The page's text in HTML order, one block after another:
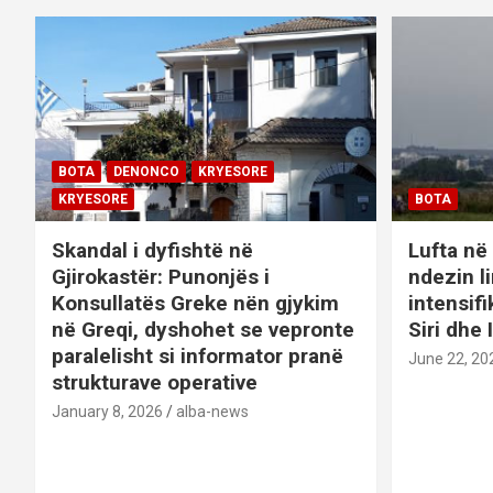
BOTA DENONCO
KRYESORE
KRYESORE
Skandal i dyfishtë në
Gjirokastër: Punonjës i
Konsullatës Greke nën gjykim
në Greqi, dyshohet se vepronte
paralelisht si informator pranë
strukturave operative
January 8, 2026 alba-news
BOTA
Lufta
ndezin
Siri dhe
June 22,